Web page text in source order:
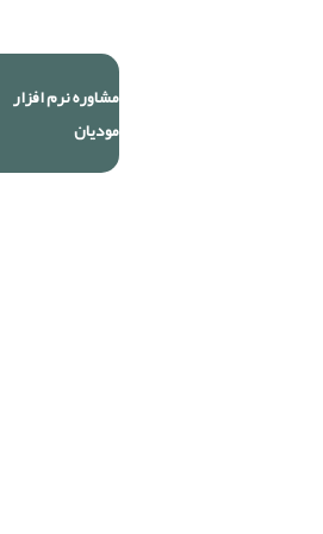
مشاوره نرم افزار
مودیان